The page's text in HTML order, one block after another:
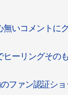
いコメントに
ーリングその
ファン認証ショ